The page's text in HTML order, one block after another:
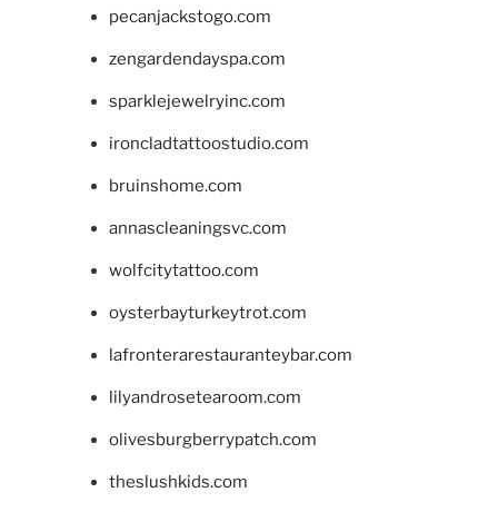
pecanjackstogo.com
zengardendayspa.com
sparklejewelryinc.com
ironcladtattoostudio.com
bruinshome.com
annascleaningsvc.com
wolfcitytattoo.com
oysterbayturkeytrot.com
lafronterarestauranteybar.com
lilyandrosetearoom.com
olivesburgberrypatch.com
theslushkids.com